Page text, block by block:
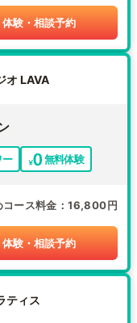
体験・相談予約
オ LAVA
ー 無料体験
コース料金 16,800円
体験・相談予約
ティス